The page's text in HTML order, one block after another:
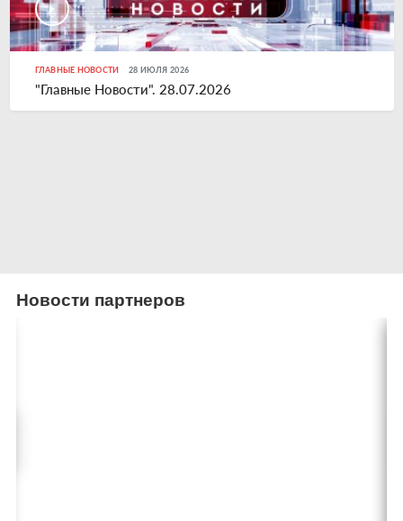
ГЛАВНЫЕ НОВОСТИ 28 ИЮЛЯ 2026
"Главные Новости". 28.07.2026
Новости партнеров